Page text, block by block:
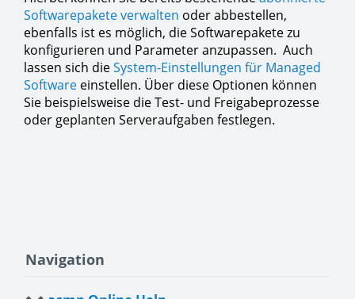
Softwarepakete verwalten oder abbestellen,
ebenfalls ist es möglich, die Softwarepakete zu
konfigurieren und Parameter anzupassen. Auch
lassen sich dieSystem-Einstellungen für Managed
Software einstellen. Über diese Optionen können
Sie beispielsweise die Test- und Freigabeprozesse
oder geplanten Serveraufgaben festlegen.
Navigation